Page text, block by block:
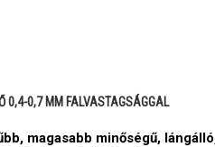
0,4-0,7 MM FALVASTAGSÁGGAL
magasabb minőségű,